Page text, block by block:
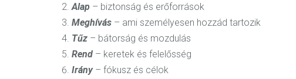
Alap – biztonság és erőforrások
Meghívás – ami személyesen hozzád tartozik
Tűz – bátorság és mozdulás
Rend – keretek és felelősség
Irány – fókusz és célok